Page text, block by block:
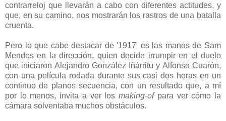
contrarreloj que llevarán a cabo con diferentes actitudes, y
que, en su camino, nos mostrarán los rastros de una batalla
cruenta.
Pero lo que cabe destacar de '1917' es las manos de Sam
Mendes en la dirección, quien decide irrumpir en el duelo
que iniciaron Alejandro González Iñárritu y Alfonso Cuarón,
con una película rodada durante sus casi dos horas en un
continuo de planos secuencia, con un resultado que, a mí
por lo menos, invita a ver losmaking-ofpara ver cómo la
cámara solventaba muchos obstáculos.